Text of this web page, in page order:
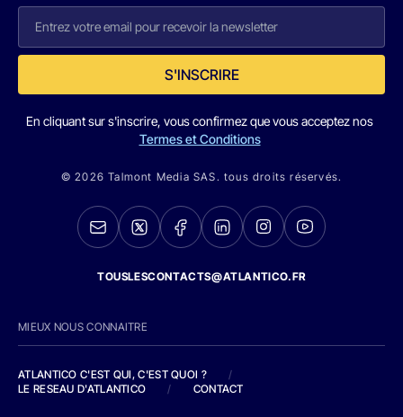
S'INSCRIRE
En cliquant sur s'inscrire, vous confirmez que vous acceptez nos
Termes et Conditions
© 2026 Talmont Media SAS. tous droits réservés.
TOUSLESCONTACTS@ATLANTICO.FR
MIEUX NOUS CONNAITRE
ATLANTICO C'EST QUI, C'EST QUOI ?
/
LE RESEAU D'ATLANTICO
/ CONTACT